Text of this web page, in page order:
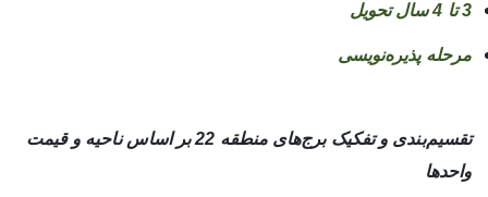
3 تا 4 سال تحویل
مرحله پذیره‌نویسی
تقسیم‌بندی و تفکیک برج‌های منطقه 22 بر اساس ناحیه و قیمت
واحدها